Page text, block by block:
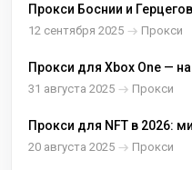
Прокси Боснии и
IPv4/IPv6, HTTP(S) и SOCKS5
12 сентября 2025 Прокси
Прокси для Xbox One —
ПК и выбор GEO
31 августа 2025 Прокси
Прокси для NFT в 2026:
устойчивые сессии
20 августа 2025 Прокси